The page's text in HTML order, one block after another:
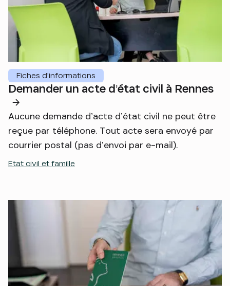
Demander un acte d’état civil à Rennes
Fiches d'informations
Aucune demande d’acte d’état civil ne peut être
reçue par téléphone. Tout acte sera envoyé par
courrier postal (pas d’envoi par e-mail).
Etat civil et famille